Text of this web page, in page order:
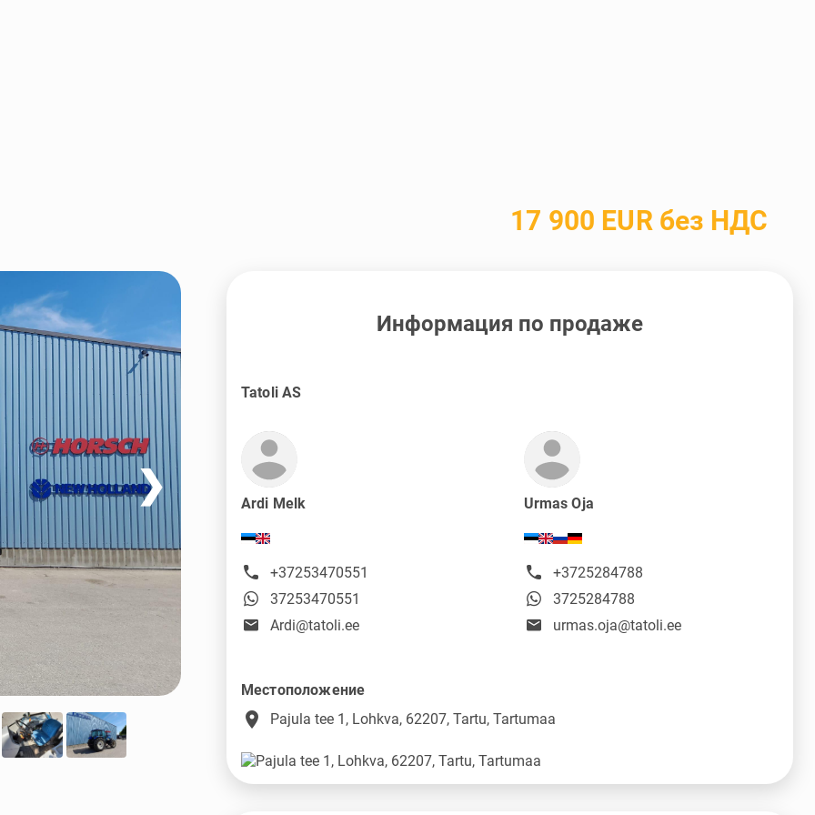
17 900 EUR без НДС
❯
Информация по продаже
Tatoli AS
Ardi Melk
+37253470551
37253470551
Ardi@tatoli.ee
Urmas Oja
+3725284788
3725284788
urmas.oja@tatoli.ee
Местоположение
place Pajula tee 1, Lohkva, 62207, Tartu, Tartumaa